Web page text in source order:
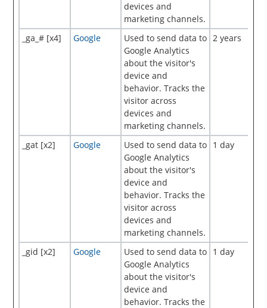
devices and
marketing channels.
_ga_# [x4] Google
Used to send data to
Google Analytics
about the visitor's
device and
behavior. Tracks the
visitor across
devices and
marketing channels.
2 years
_gat [x2] Google
Used to send data to
Google Analytics
about the visitor's
device and
behavior. Tracks the
visitor across
devices and
marketing channels.
1 day
_gid [x2] Google
Used to send data to
Google Analytics
about the visitor's
device and
behavior. Tracks the
1 day